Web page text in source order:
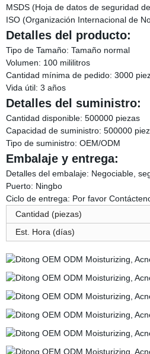
MSDS (Hoja de datos de seguridad
ISO (Organización Internacional de
Detalles del producto:
Tipo de Tamaño: Tamaño normal
Volumen: 100 mililitros
Cantidad mínima de pedido: 3000
Vida útil: 3 años
Detalles del suministro:
Cantidad disponible: 500000 piezas
Capacidad de suministro: 500000
Tipo de suministro: OEM/ODM
Embalaje y entrega:
Detalles del embalaje: Negociable,
Puerto: Ningbo
Ciclo de entrega: Por favor
Cantidad (piezas)
Est. Hora (días)